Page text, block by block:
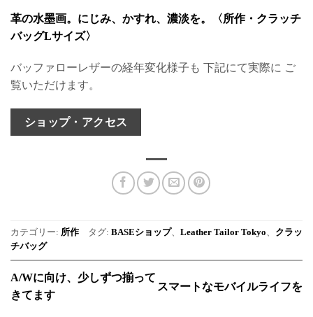
革の水墨画。にじみ、かすれ、濃淡を。〈所作・クラッチ
バッグLサイズ〉
バッファローレザーの経年変化様子も 下記にて実際に ご
覧いただけます。
ショップ・アクセス
カテゴリー: 所作 タグ: BASEショップ、 Leather Tailor Tokyo、 クラッ
チバッグ
A/Wに向け、少しずつ揃って
きてます
スマートなモバイルライフを